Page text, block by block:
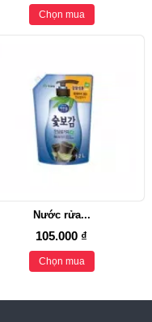
Chọn mua
Nước rửa...
105.000 ₫
Chọn mua